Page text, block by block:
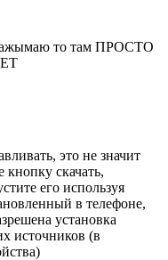
нажымаю то там ПРОСТО
это не значит
кнопку скачать,
его используя
в телефоне,
установка
источников (в